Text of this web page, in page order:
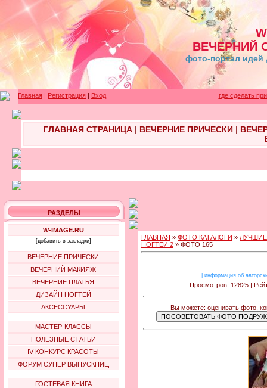
ВЕЧЕРНИЙ
фото-портал идей
Главная | Регистрация | Вход где сделать
ГЛАВНАЯ СТРАНИЦА| ВЕЧЕРНИЕ ПРИЧЕСКИ|
РАЗДЕЛЫ
W-IMAGE.RU
[добавить в закладки]
ВЕЧЕРНИЕ ПРИЧЕСКИ
ВЕЧЕРНИЙ МАКИЯЖ
ВЕЧЕРНИЕ ПЛАТЬЯ
ДИЗАЙН НОГТЕЙ
АКСЕССУАРЫ
МАСТЕР-КЛАССЫ
ПОЛЕЗНЫЕ СТАТЬИ
IV КОНКУРС КРАСОТЫ
ФОРУМ СУПЕР ВЫПУСКНИЦ
ГОСТЕВАЯ КНИГА
ГЛАВНАЯ » ФОТО КАТАЛОГИ »
НОГТЕЙ 2 » ФОТО 165
информация об
Просмотров: 12825 |
Вы можете: оценивать фото,